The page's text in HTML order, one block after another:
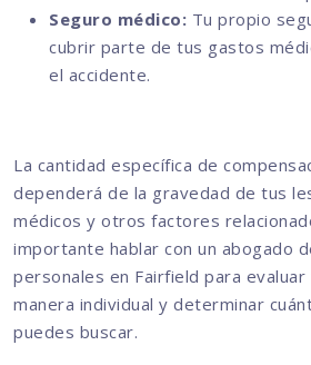
Seguro médico: Tu propio
cubrir parte de tus gastos
el accidente.
La cantidad específica de
dependerá de la gravedad de tus
médicos y otros factores
importante hablar con un abogado
personales en Fairfield para
manera individual y determinar
puedes buscar.